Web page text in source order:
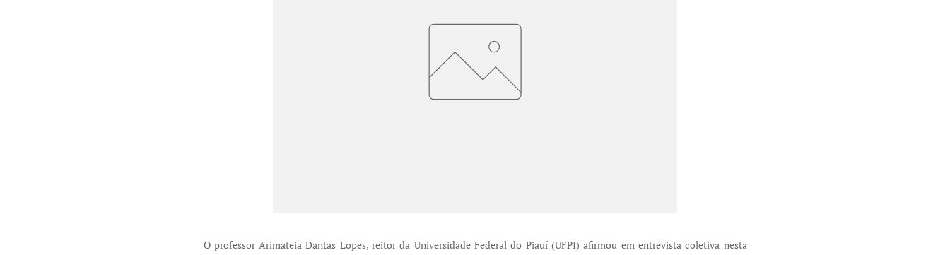
O professor Arimateia Dantas Lopes, reitor da Universidade Federal do Piauí (UFPI) afirmou em entrevista coletiva nesta